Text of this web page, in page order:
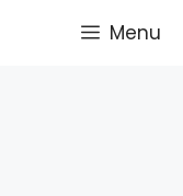
Menu